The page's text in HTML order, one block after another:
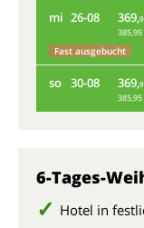
mi 26-08 369,
Fast ausgebucht
so 30-08 369,
6-Tages-
Hotel in